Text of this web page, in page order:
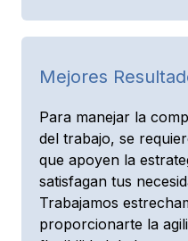
Mejores
Para manejar la
del trabajo, se
que apoyen la
satisfagan tus
Trabajamos
proporcionarte la